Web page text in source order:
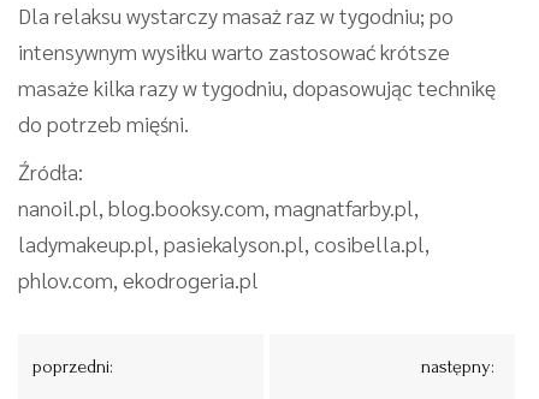
Dla relaksu wystarczy masaż raz w tygodniu; po
intensywnym wysiłku warto zastosować krótsze
masaże kilka razy w tygodniu, dopasowując technikę
do potrzeb mięśni.
Źródła:
nanoil.pl, blog.booksy.com, magnatfarby.pl,
ladymakeup.pl, pasiekalyson.pl, cosibella.pl,
phlov.com, ekodrogeria.pl
Nawigacja
poprzedni: następny: